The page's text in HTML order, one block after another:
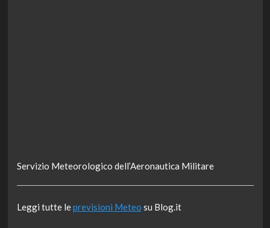
Servizio Meteorologico dell’Aeronautica Militare
Leggi tutte leprevisioni Meteo su Blog.it